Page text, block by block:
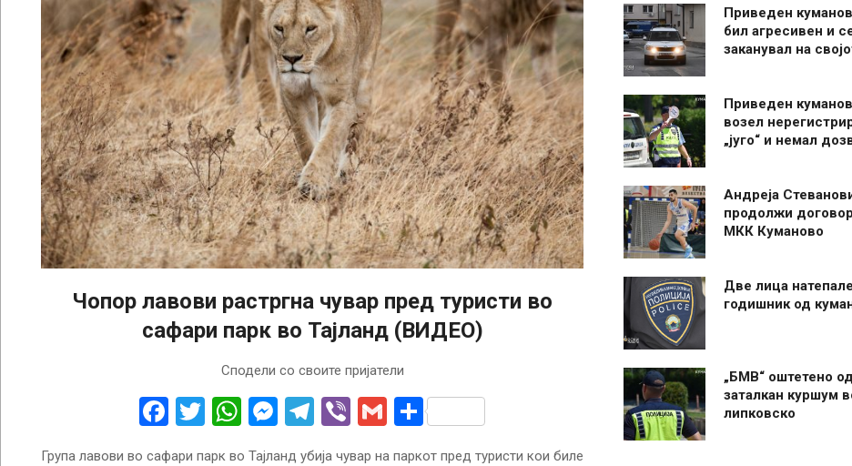
Чопор лавови растргна чувар пред туристи во
сафари парк во Тајланд (ВИДЕО)
Сподели со своите пријатели
Facebook
Twitter
WhatsApp
Messenger
Telegram
ViberGmailShare
Група лавови во сафари парк во Тајланд убија чувар на паркот пред туристи кои биле
Приведен
бил агресивен и
заканувал на
Приведен
возел
„југо“ и немал
Андреја
продолжи
МКК Куманово
Две лица
годишник од
„БМВ“ оштетено од
заталкан куршум
липковско